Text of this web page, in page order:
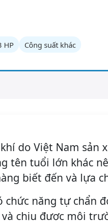
HP Công suất khác
do Việt Nam sản
tên tuổi lớn khác
biết đến và lựa
năng tự chẩn
chịu được môi